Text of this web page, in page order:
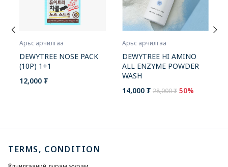
Арьс арчилгаа
DEWYTREE NOSE PACK
(10P) 1+1
12,000 ₮
Арьс арчилгаа
DEWYTREE HI AMINO
ALL ENZYME POWDER
WASH
14,000 ₮ 28,000 ₮ 50%
TERMS, CONDITION